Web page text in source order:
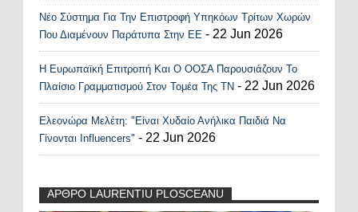
Νέο Σύστημα Για Την Επιστροφή Υπηκόων Τρίτων Χωρών
Που Διαμένουν Παράτυπα Στην ΕΕ - 22 Jun 2026
Η Ευρωπαϊκή Επιτροπή Και Ο ΟΟΣΑ Παρουσιάζουν Το
Πλαίσιο Γραμματισμού Στον Τομέα Της ΤΝ - 22 Jun 2026
Ελεονώρα Μελέτη: "Είναι Χυδαίο Ανήλικα Παιδιά Να
Γίνονται Influencers" - 22 Jun 2026
ΑΡΘΡΟ LAURENTIU PLOSCEANU